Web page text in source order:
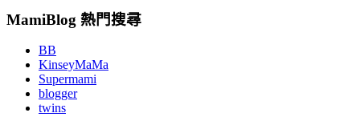
MamiBlog 熱門搜尋
BB
KinseyMaMa
Supermami
blogger
twins